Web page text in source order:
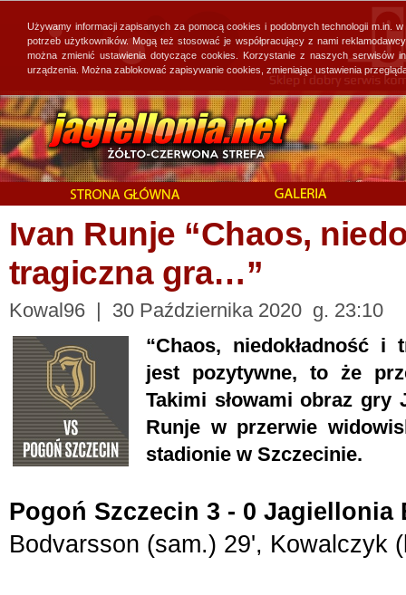
Ivan Runje “Chaos,
tragiczna gra…”
Kowal96 | 30 Października 2020 g. 23:10
“Chaos, niedokładność i
jest pozytywne, to że
Takimi słowami obraz gry
Runje w przerwie
stadionie w Szczecinie.
Pogoń Szczecin 3 - 0 Jagiellonia
Bodvarsson (sam.) 29', Kowalczyk
Używamy informacji zapisanych za pomocą cookies i podobnych technologii
potrzeb użytkowników. Mogą też stosować je współpracujący z nami
można zmienić ustawienia dotyczące cookies. Korzystanie z naszych
urządzenia. Można zablokować zapisywanie cookies, zmieniając ustawienia